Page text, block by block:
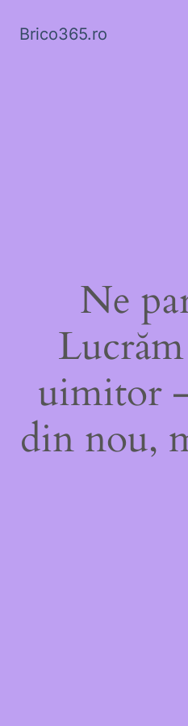
Brico365.ro
Ne
uimitor
din nou,